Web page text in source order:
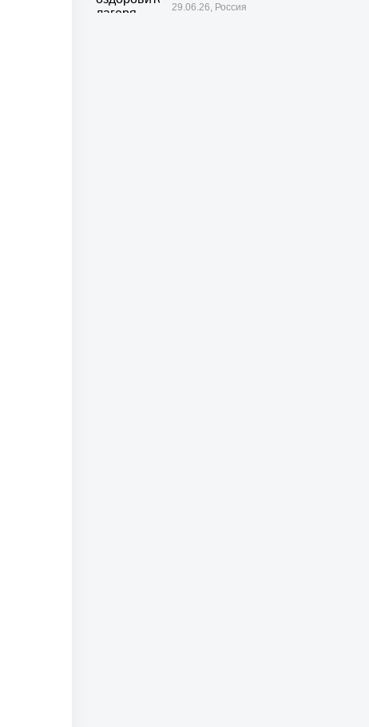
29.06.26, Россия